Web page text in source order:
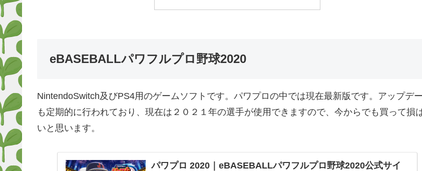
eBASEBALLパワフルプロ野球2020
NintendoSwitch及びPS4用のゲームソフトです。パワプロの中では現在最新版です。アップデ
も定期的に行われており、現在は２０２１年の選手が使用できますので、今からでも買って損
いと思います。
パワプロ 2020｜eBASEBALLパワフルプロ野球2020公式サイ